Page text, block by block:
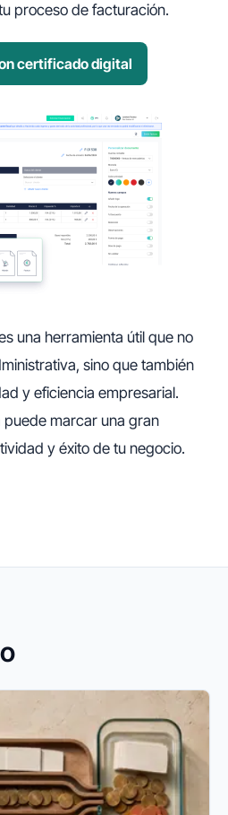
proceso de facturación.
certificado digital
una herramienta útil que no
sino que también
y eficiencia empresarial.
marcar una gran
y éxito de tu negocio.